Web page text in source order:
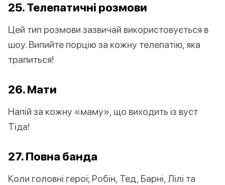
25. Телепатичні розмови
Цей тип розмови зазвичай використовується в
шоу. Випийте порцію за кожну телепатію, яка
трапиться!
26. Мати
Напій за кожну «маму», що виходить із вуст
Тіда!
27. Повна банда
Коли головні герої; Робін, Тед, Барні, Лілі та